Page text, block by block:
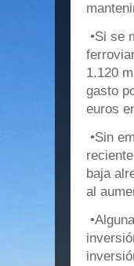
•Si se
1.120
gasto
euros
•Sin
baja
al